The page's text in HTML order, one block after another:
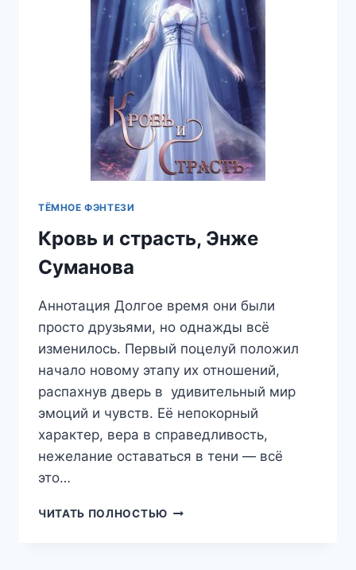
ТЁМНОЕ ФЭНТЕЗИ
Кровь и страсть, Энже
Суманова
Аннотация Долгое время они были
просто друзьями, но однажды всё
изменилось. Первый поцелуй положил
начало новому этапу их отношений,
распахнув дверь в удивительный мир
эмоций и чувств. Её непокорный
характер, вера в справедливость,
нежелание оставаться в тени — всё
это…
ЧИТАТЬ ПОЛНОСТЬЮ КРОВЬ